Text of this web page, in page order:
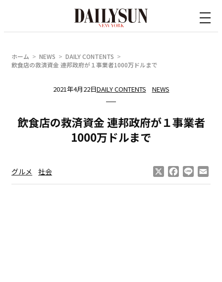
ホーム NEWS
DAILY CONTENTS
飲食店の救済資金 連邦政府が１事業者1000万ドルまで
2021年4月22日DAILY CONTENTS NEWS
飲食店の救済資金 連邦政府が１事業者
1000万ドルまで
グルメ 社会 Facebook
Line